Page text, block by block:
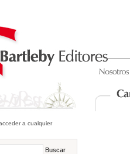
a cualquier
Buscar